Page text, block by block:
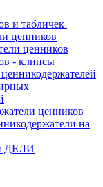
и табличек
ценников
ценников
- клипсы
ценников
на
ДЕЛИ